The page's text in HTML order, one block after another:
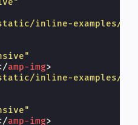
inline-examples/
amp-img>
inline-examples/
amp-img>